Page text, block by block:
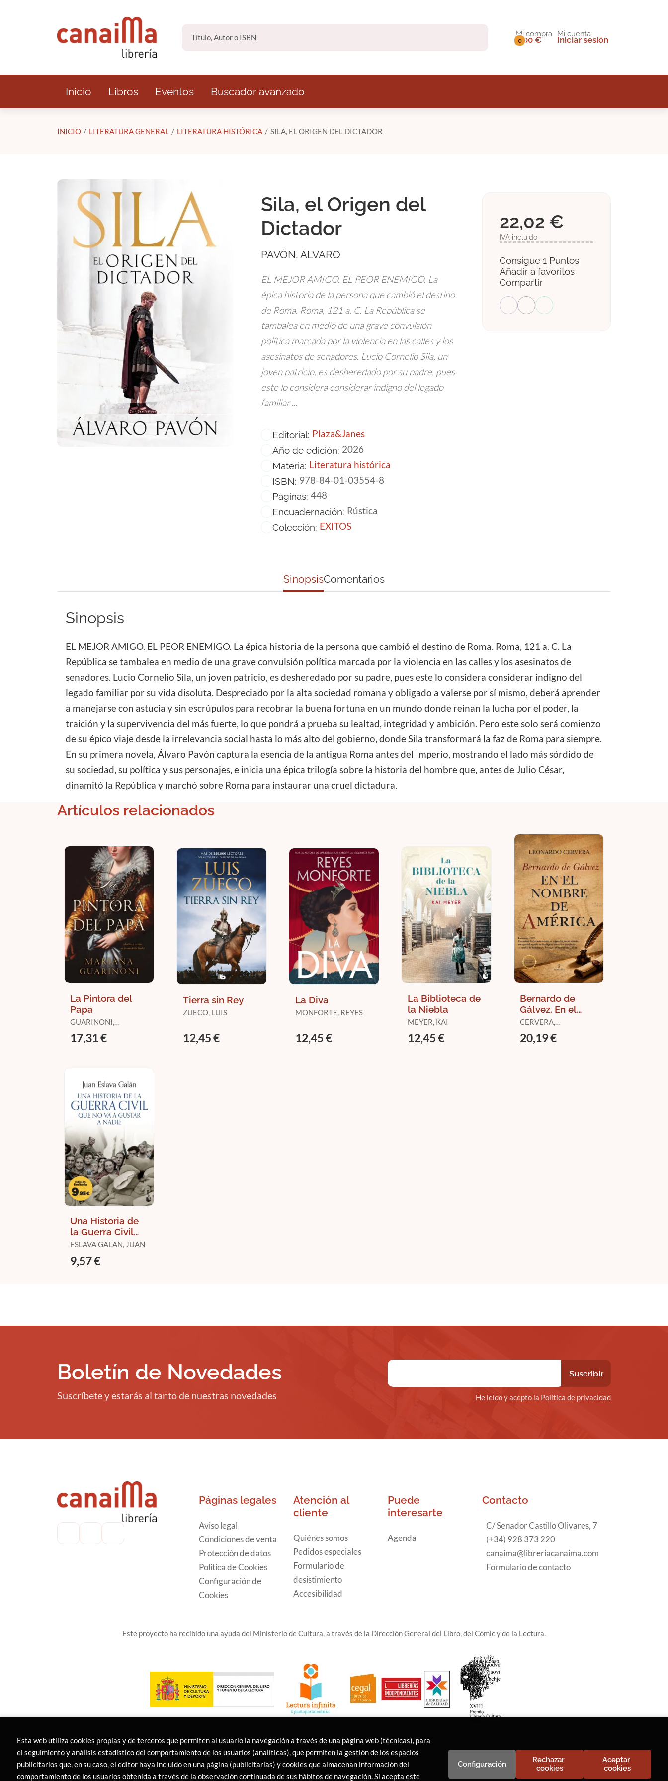
0
Mi compra
0,00 €
Mi cuenta
Iniciar sesión
Inicio Libros Eventos Buscador avanzado
INICIO LITERATURA GENERAL LITERATURA HISTÓRICA SILA, EL ORIGEN DEL DICTADOR
Sila, el Origen del
Dictador
PAVÓN, ÁLVARO
EL MEJOR AMIGO. EL PEOR ENEMIGO. La
épica historia de la persona que cambió el destino
de Roma. Roma, 121 a. C. La República se
tambalea en medio de una grave convulsión
política marcada por la violencia en las calles y los
asesinatos de senadores. Lucio Cornelio Sila, un
joven patricio, es desheredado por su padre, pues
este lo considera considerar indigno del legado
familiar ...
Editorial: Plaza&Janes
Año de edición: 2026
Materia: Literatura histórica
ISBN: 978-84-01-03554-8
Páginas: 448
Encuadernación: Rústica
Colección: EXITOS
22,02 €
IVA incluido
Consigue 1 Puntos
Añadir a favoritos
Compartir
SinopsisComentarios
Sinopsis
EL MEJOR AMIGO. EL PEOR ENEMIGO. La épica historia de la persona que cambió el destino de Roma. Roma, 121 a. C. La
República se tambalea en medio de una grave convulsión política marcada por la violencia en las calles y los asesinatos de
senadores. Lucio Cornelio Sila, un joven patricio, es desheredado por su padre, pues este lo considera considerar indigno del
legado familiar por su vida disoluta. Despreciado por la alta sociedad romana y obligado a valerse por sí mismo, deberá aprender
a manejarse con astucia y sin escrúpulos para recobrar la buena fortuna en un mundo donde reinan la lucha por el poder, la
traición y la supervivencia del más fuerte, lo que pondrá a prueba su lealtad, integridad y ambición. Pero este solo será comienzo
de su épico viaje desde la irrelevancia social hasta lo más alto del gobierno, donde Sila transformará la faz de Roma para siempre.
En su primera novela, Álvaro Pavón captura la esencia de la antigua Roma antes del Imperio, mostrando el lado más sórdido de
su sociedad, su política y sus personajes, e inicia una épica trilogía sobre la historia del hombre que, antes de Julio César,
dinamitó la República y marchó sobre Roma para instaurar una cruel dictadura.
Artículos relacionados
La Pintora del
Papa
GUARINONI,
17,31 €
Tierra sin Rey
ZUECO, LUIS
12,45 €
La Diva
MONFORTE, REYES
12,45 €
La Biblioteca de
la Niebla
MEYER, KAI
12,45 €
Bernardo de
Gálvez. En el
Nombre de
América
CERVERA,
20,19 €
Una Historia de
la Guerra Civil
que no Va a
(Edición
ESLAVA GALAN, JUAN
9,57 €
Boletín de Novedades
Suscríbete y estarás al tanto de nuestras novedades He leído y acepto la Política de privacidad
Páginas legales
Aviso legal
Condiciones de venta
Protección de datos
Política de Cookies
Configuración de
Cookies
Atención al
cliente
Quiénes somos
Pedidos especiales
Formulario de
desistimiento
Accesibilidad
Puede
interesarte
Agenda
Contacto
C/ Senador Castillo Olivares, 7
(+34) 928 373 220
canaima@libreriacanaima.com
Formulario de contacto
Este proyecto ha recibido una ayuda del Ministerio de Cultura, a través de la Dirección General del Libro, del Cómic y de la Lectura.
Esta web utiliza cookies propias y de terceros que permiten al usuario la navegación a través de una página web (técnicas), para
el seguimiento y análisis estadístico del comportamiento de los usuarios (analíticas), que permiten la gestión de los espacios
publicitarios que, en su caso, el editor haya incluido en una página (publicitarias) y cookies que almacenan información del
comportamiento de los usuarios obtenida a través de la observación continuada de sus hábitos de navegación. Si acepta este
Configuración
Rechazar
cookies
Aceptar
cookies